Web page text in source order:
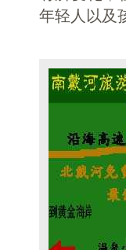
年轻人以及